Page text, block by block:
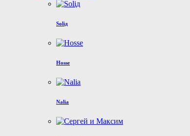
Soliд
Hosse
Nalia